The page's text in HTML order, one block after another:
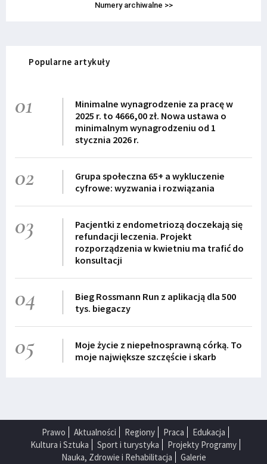
Numery archiwalne >>
Popularne artykuły
01
Minimalne wynagrodzenie za pracę w
2025 r. to 4666,00 zł. Nowa ustawa o
minimalnym wynagrodzeniu od 1
stycznia 2026 r.
02
Grupa społeczna 65+ a wykluczenie
cyfrowe: wyzwania i rozwiązania
03
Pacjentki z endometriozą doczekają się
refundacji leczenia. Projekt
rozporządzenia w kwietniu ma trafić do
konsultacji
04
Bieg Rossmann Run z aplikacją dla 500
tys. biegaczy
05
Moje życie z niepełnosprawną córką. To
moje największe szczęście i skarb
Prawo Aktualności Regiony Praca
Edukacja
Kultura i Sztuka
Sport i turystyka
Projekty Programy
Nauka, Zdrowie i Rehabilitacja
Galerie